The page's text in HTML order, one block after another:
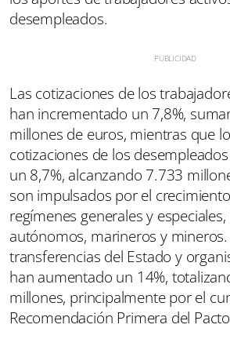
desempleados.
Las cotizaciones de los
han incrementado un 7,8%,
millones de euros, mientras que
cotizaciones de los
un 8,7%, alcanzando 7.733
son impulsados por el
regímenes generales y
autónomos, marineros y mineros.
transferencias del Estado y
han aumentado un 14%,
millones, principalmente por el
Recomendación Primera del